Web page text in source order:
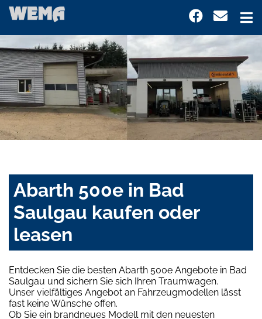
Abarth 500e in Bad
Saulgau kaufen oder
leasen
Entdecken Sie die besten Abarth 500e Angebote in Bad
Saulgau und sichern Sie sich Ihren Traumwagen.
Unser vielfältiges Angebot an Fahrzeugmodellen lässt
fast keine Wünsche offen.
Ob Sie ein brandneues Modell mit den neuesten